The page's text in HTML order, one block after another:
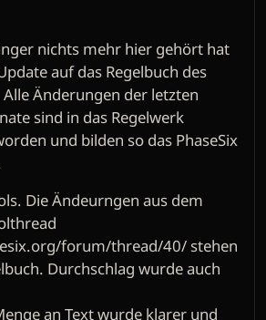
nichts mehr hier gehört hat
auf das Regelbuch des
Alle Änderungen der letzten
sind in das Regelwerk
und bilden so das PhaseSix
Die Ändeurngen aus dem
forum/thread/40/ stehen
Durchschlag wurde auch
an Text wurde klarer und